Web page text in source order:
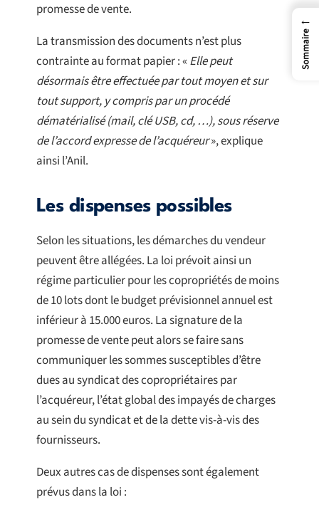
promesse de vente.
La transmission des documents n’est plus
contrainte au format papier : «Elle peut
désormais être effectuée par tout moyen et sur
tout support, y compris par un procédé
dématérialisé (mail, clé USB, cd, …), sous réserve
de l’accord expresse de l’acquéreur», explique
ainsi l’Anil.
Les dispenses possibles
Selon les situations, les démarches du vendeur
peuvent être allégées. La loi prévoit ainsi un
régime particulier pour les copropriétés de moins
de 10 lots dont le budget prévisionnel annuel est
inférieur à 15.000 euros. La signature de la
promesse de vente peut alors se faire sans
communiquer les sommes susceptibles d’être
dues au syndicat des copropriétaires par
l’acquéreur, l’état global des impayés de charges
au sein du syndicat et de la dette vis-à-vis des
fournisseurs.
Deux autres cas de dispenses sont également
prévus dans la loi :
←
Sommaire